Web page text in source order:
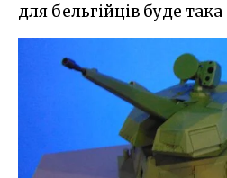
для бельгійців буде